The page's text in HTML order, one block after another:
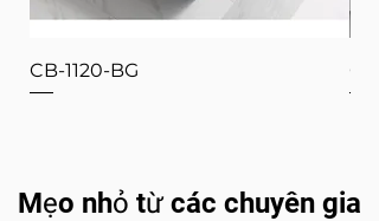
CB-1120-BG
Mẹo nhỏ từ các chuyên gia